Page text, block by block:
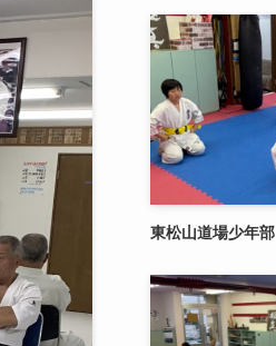
東松山道場少年部